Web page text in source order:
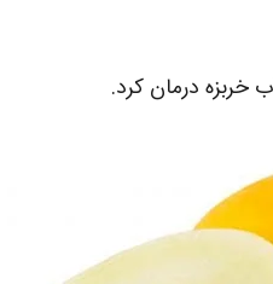
خربزه درمان کرد.